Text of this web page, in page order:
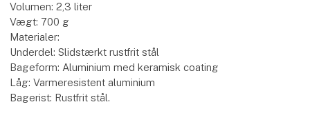
Volumen: 2,3 liter
Vægt: 700 g
Materialer:
Underdel: Slidstærkt rustfrit stål
Bageform: Aluminium med keramisk coating
Låg: Varmeresistent aluminium
Bagerist: Rustfrit stål.